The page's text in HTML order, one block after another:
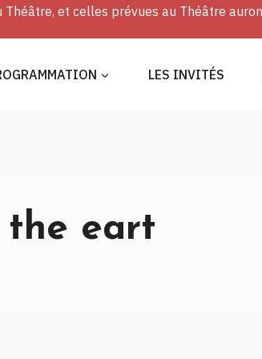
et celles prévues au Théâtre
LES INVITÉS
the eart